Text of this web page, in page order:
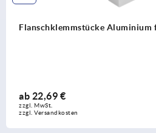
Lineareinheiten
ab
zzgl. Versandkosten